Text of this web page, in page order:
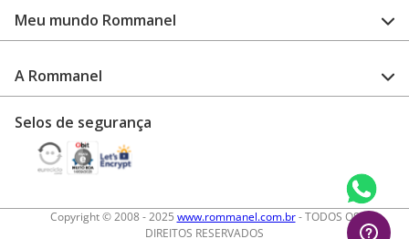
Como configurar meu relógio
Garantia
Encontre uma loja
Meu mundo Rommanel
Revenda Rommanel
A Rommanel
Trabalhe conosco
Termos de uso
Diretos autorais
Selos de segurança
Copyright © 2008 - 2025 www.rommanel.com.br- TODOS OS
DIREITOS RESERVADOS